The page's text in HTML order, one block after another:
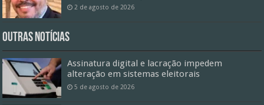
2 de agosto de 2026
Outras Notícias
Assinatura digital e lacração impedem
alteração em sistemas eleitorais
5 de agosto de 2026